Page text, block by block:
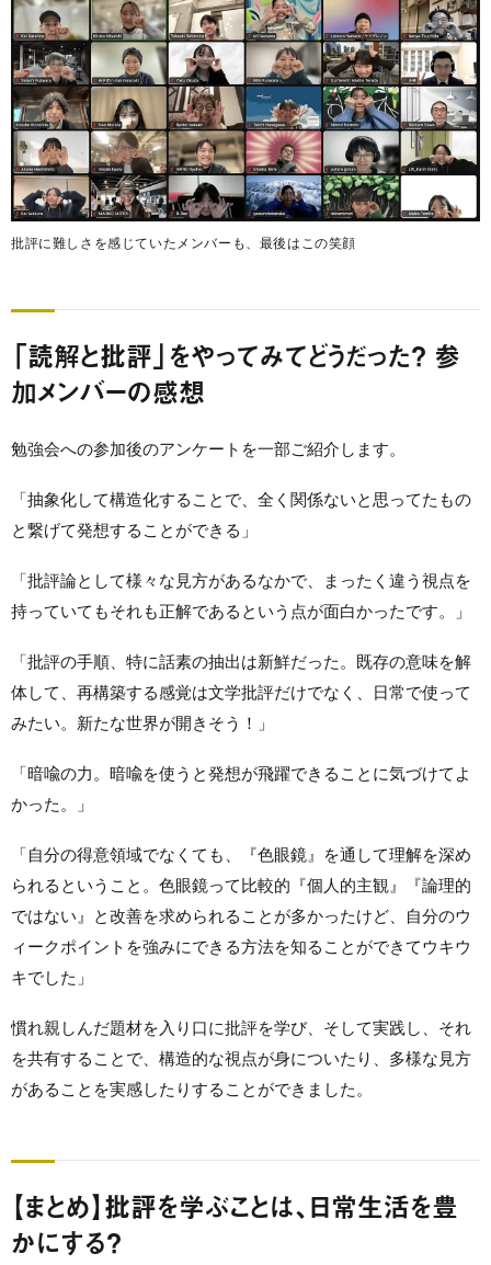
批評に難しさを感じていたメンバーも、最後はこの笑顔
「読解と批評」をやってみてどうだった？ 参
加メンバーの感想
勉強会への参加後のアンケートを一部ご紹介します。
「抽象化して構造化することで、全く関係ないと思ってたもの
と繋げて発想することができる」
「批評論として様々な見方があるなかで、まったく違う視点を
持っていてもそれも正解であるという点が面白かったです。」
「批評の手順、特に話素の抽出は新鮮だった。既存の意味を解
体して、再構築する感覚は文学批評だけでなく、日常で使って
みたい。新たな世界が開きそう！」
「暗喩の力。暗喩を使うと発想が飛躍できることに気づけてよ
かった。」
「自分の得意領域でなくても、『色眼鏡』を通して理解を深め
られるということ。色眼鏡って比較的『個人的主観』『論理的
ではない』と改善を求められることが多かったけど、自分のウ
ィークポイントを強みにできる方法を知ることができてウキウ
キでした」
慣れ親しんだ題材を入り口に批評を学び、そして実践し、それ
を共有することで、構造的な視点が身についたり、多様な見方
があることを実感したりすることができました。
【まとめ】批評を学ぶことは、日常生活を豊
かにする？